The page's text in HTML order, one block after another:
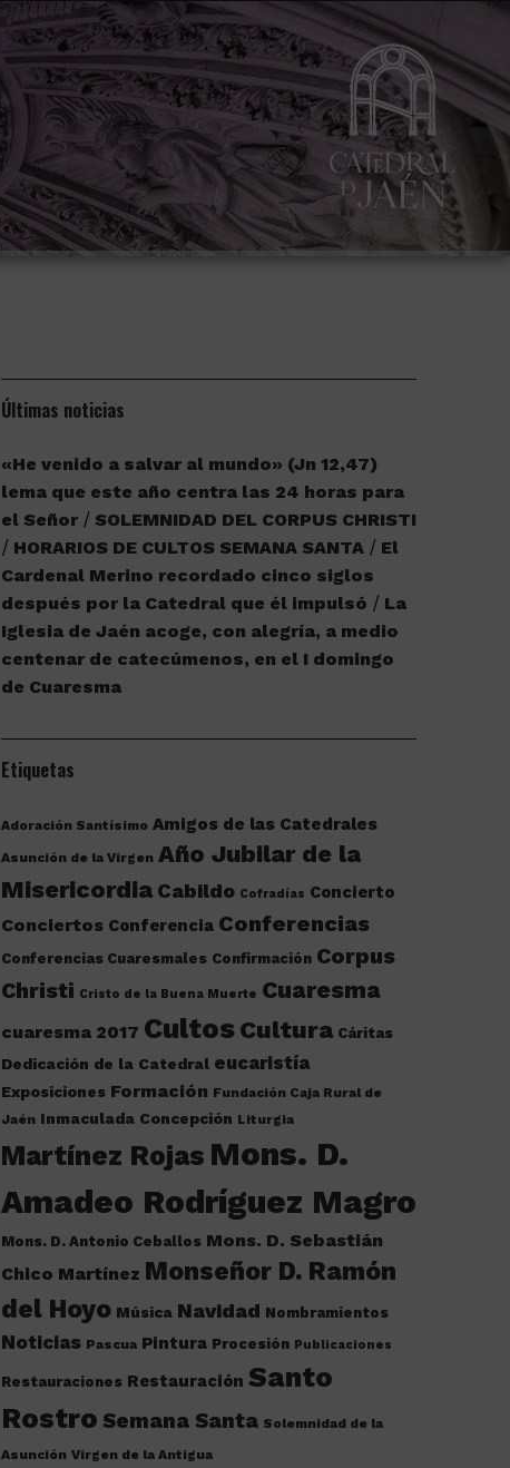
Últimas noticias
«He venido a salvar al mundo» (Jn 12,47)
lema que este año centra las 24 horas para
el Señor
SOLEMNIDAD DEL CORPUS CHRISTI
HORARIOS DE CULTOS SEMANA SANTA
El
Cardenal Merino recordado cinco siglos
después por la Catedral que él impulsó
La
Iglesia de Jaén acoge, con alegría, a medio
centenar de catecúmenos, en el I domingo
de Cuaresma
Etiquetas
Adoración Santísimo Amigos de las Catedrales
Asunción de la Virgen Año Jubilar de la
Misericordia Cabildo Cofradías Concierto
Conciertos Conferencia Conferencias
Conferencias Cuaresmales Confirmación Corpus
Christi Cristo de la Buena Muerte Cuaresma
cuaresma 2017 Cultos Cultura Cáritas
Dedicación de la Catedral eucaristía
Exposiciones Formación Fundación Caja Rural de
Jaén Inmaculada Concepción Liturgia
Martínez Rojas Mons. D.
Amadeo Rodríguez Magro
Mons. D. Antonio Ceballos Mons. D. Sebastián
Chico Martínez Monseñor D. Ramón
del Hoyo Música Navidad Nombramientos
Noticias Pascua Pintura Procesión Publicaciones
Restauraciones Restauración Santo
Rostro Semana Santa Solemnidad de la
Asunción Virgen de la Antigua